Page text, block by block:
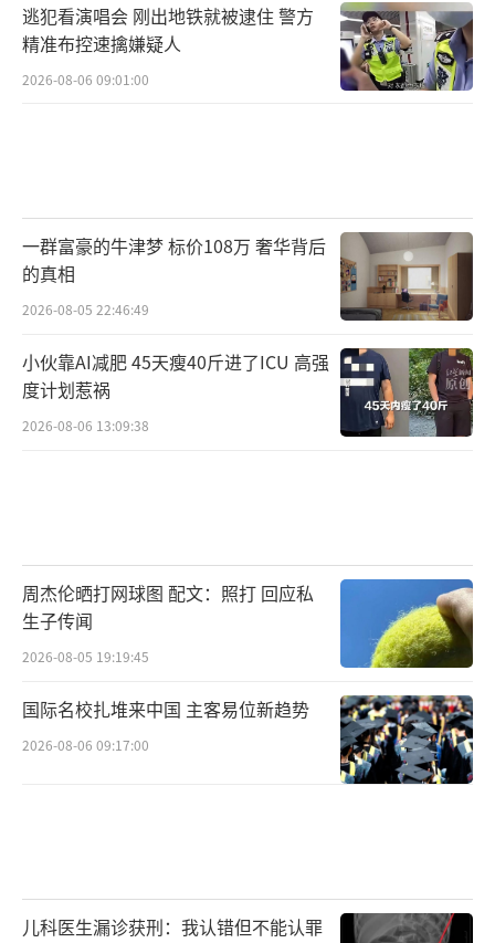
逃犯看演唱会 刚出地铁就被逮住 警方
精准布控速擒嫌疑人
2026-08-06 09:01:00
一群富豪的牛津梦 标价108万 奢华背后
的真相
2026-08-05 22:46:49
小伙靠AI减肥 45天瘦40斤进了ICU 高强
度计划惹祸
2026-08-06 13:09:38
周杰伦晒打网球图 配文：照打 回应私
生子传闻
2026-08-05 19:19:45
国际名校扎堆来中国 主客易位新趋势
2026-08-06 09:17:00
儿科医生漏诊获刑：我认错但不能认罪